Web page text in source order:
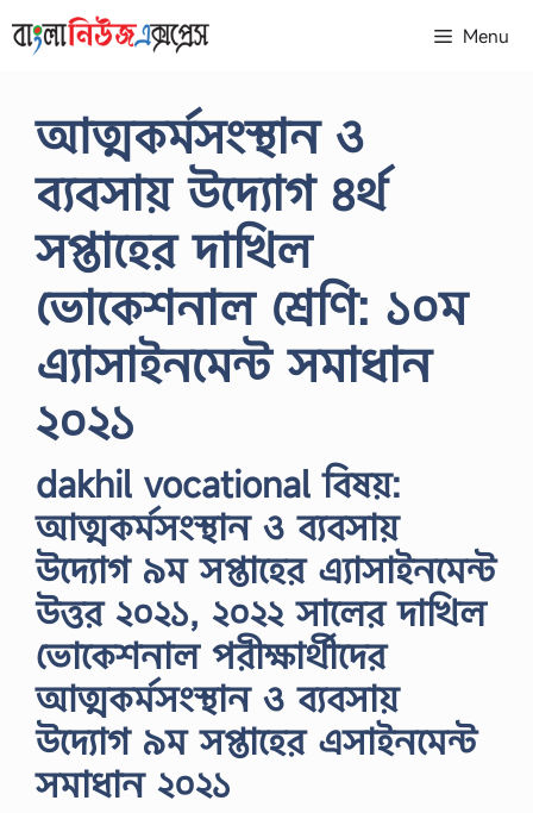
to
Menu
আত্মকর্মসংস্থান ও
ব্যবসায় উদ্যোগ ৪র্থ
সপ্তাহের দাখিল
ভোকেশনাল শ্রেণি: ১০ম
এ্যাসাইনমেন্ট সমাধান
২০২১
dakhil vocational বিষয়:
আত্মকর্মসংস্থান ও ব্যবসায়
উদ্যোগ ৯ম সপ্তাহের এ্যাসাইনমেন্ট
উত্তর ২০২১, ২০২২ সালের দাখিল
ভোকেশনাল পরীক্ষার্থীদের
আত্মকর্মসংস্থান ও ব্যবসায়
উদ্যোগ ৯ম সপ্তাহের এসাইনমেন্ট
সমাধান ২০২১